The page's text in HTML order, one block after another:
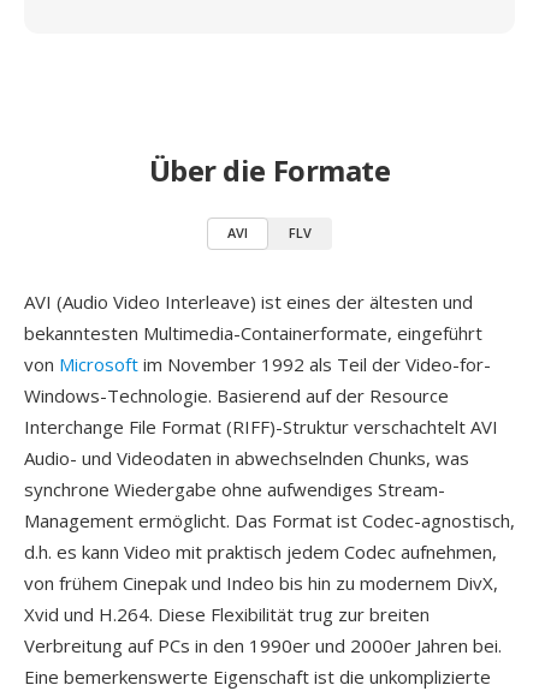
Über die Formate
AVI FLV
AVI (Audio Video Interleave) ist eines der ältesten und
bekanntesten Multimedia-Containerformate, eingeführt
von Microsoft im November 1992 als Teil der Video-for-
Windows-Technologie. Basierend auf der Resource
Interchange File Format (RIFF)-Struktur verschachtelt AVI
Audio- und Videodaten in abwechselnden Chunks, was
synchrone Wiedergabe ohne aufwendiges Stream-
Management ermöglicht. Das Format ist Codec-agnostisch,
d.h. es kann Video mit praktisch jedem Codec aufnehmen,
von frühem Cinepak und Indeo bis hin zu modernem DivX,
Xvid und H.264. Diese Flexibilität trug zur breiten
Verbreitung auf PCs in den 1990er und 2000er Jahren bei.
Eine bemerkenswerte Eigenschaft ist die unkomplizierte